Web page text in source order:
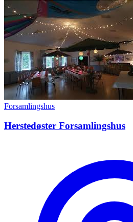
Forsamlingshus
Herstedøster Forsamlingshus